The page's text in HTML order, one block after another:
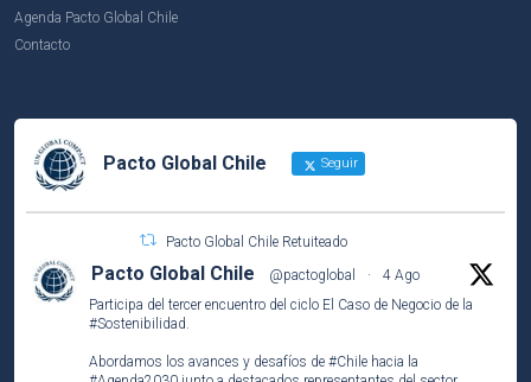
Agenda Pacto Global Chile
Contacto
Pacto Global Chile Seguir
Pacto Global Chile Retuiteado
Pacto Global Chile @pactoglobal ·
4 Ago
Participa del tercer encuentro del ciclo El Caso de Negocio de la
#Sostenibilidad
Abordamos los avances y desafíos de #Chile hacia la